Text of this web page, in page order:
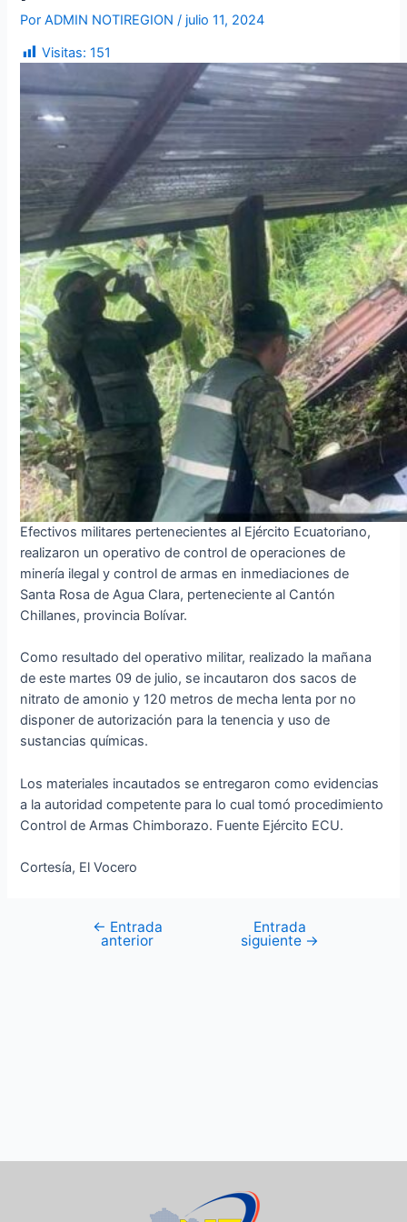
PorADMIN NOTIREGION/ julio 11, 2024
Visitas: 151
Efectivos militares pertenecientes al Ejército Ecuatoriano,
realizaron un operativo de control de operaciones de
minería ilegal y control de armas en inmediaciones de
Santa Rosa de Agua Clara, perteneciente al Cantón
Chillanes, provincia Bolívar.
Como resultado del operativo militar, realizado la mañana
de este martes 09 de julio, se incautaron dos sacos de
nitrato de amonio y 120 metros de mecha lenta por no
disponer de autorización para la tenencia y uso de
sustancias químicas.
Los materiales incautados se entregaron como evidencias
a la autoridad competente para lo cual tomó procedimiento
Control de Armas Chimborazo. Fuente Ejército ECU.
Cortesía, El Vocero
← Entrada
anterior
Entrada
siguiente →